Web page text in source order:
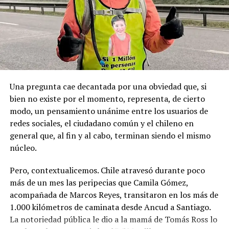
sanciones políticas posteriores.
el capitán Juan Guillermos y 23 tripulantes a bordo de la
Goleta de Guerra Ancud de la Armada tomaron posesión
de estas tierras patagónicas donde izaron la bandera
nacional declarando este territorio como parte de Chile.
Una pregunta cae decantada por una obviedad que, si
bien no existe por el momento, representa, de cierto
modo, un pensamiento unánime entre los usuarios de
redes sociales, el ciudadano común y el chileno en
general que, al fin y al cabo, terminan siendo el mismo
núcleo.
Pero, contextualicemos. Chile atravesó durante poco
más de un mes las peripecias que Camila Gómez,
acompañada de Marcos Reyes, transitaron en los más de
1.000 kilómetros de caminata desde Ancud a Santiago.
La notoriedad pública le dio a la mamá de Tomás Ross lo